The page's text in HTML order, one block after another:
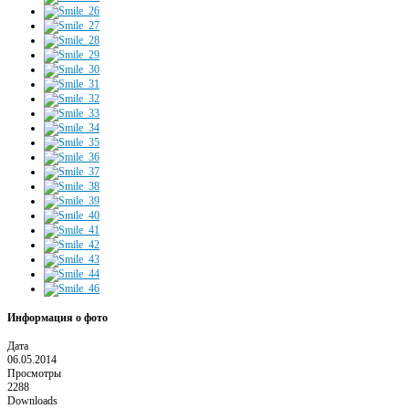
Информация о фото
Дата
06.05.2014
Просмотры
2288
Downloads